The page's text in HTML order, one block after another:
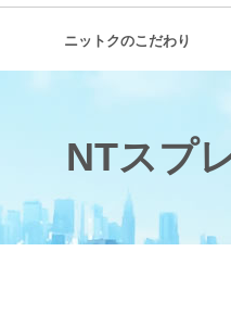
ニットクのこだわり
NTスプ